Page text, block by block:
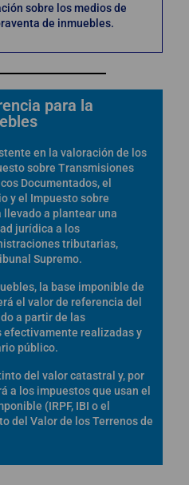
sobre los medios de
de inmuebles.
para la
en la valoración de los
sobre Transmisiones
Documentados, el
y el Impuesto sobre
llevado a plantear una
jurídica a los
tributarias,
Supremo.
la base imponible de
el valor de referencia del
a partir de las
efectivamente realizadas y
público.
del valor catastral y, por
a los impuestos que usan el
(IRPF, IBI o el
del Valor de los Terrenos de